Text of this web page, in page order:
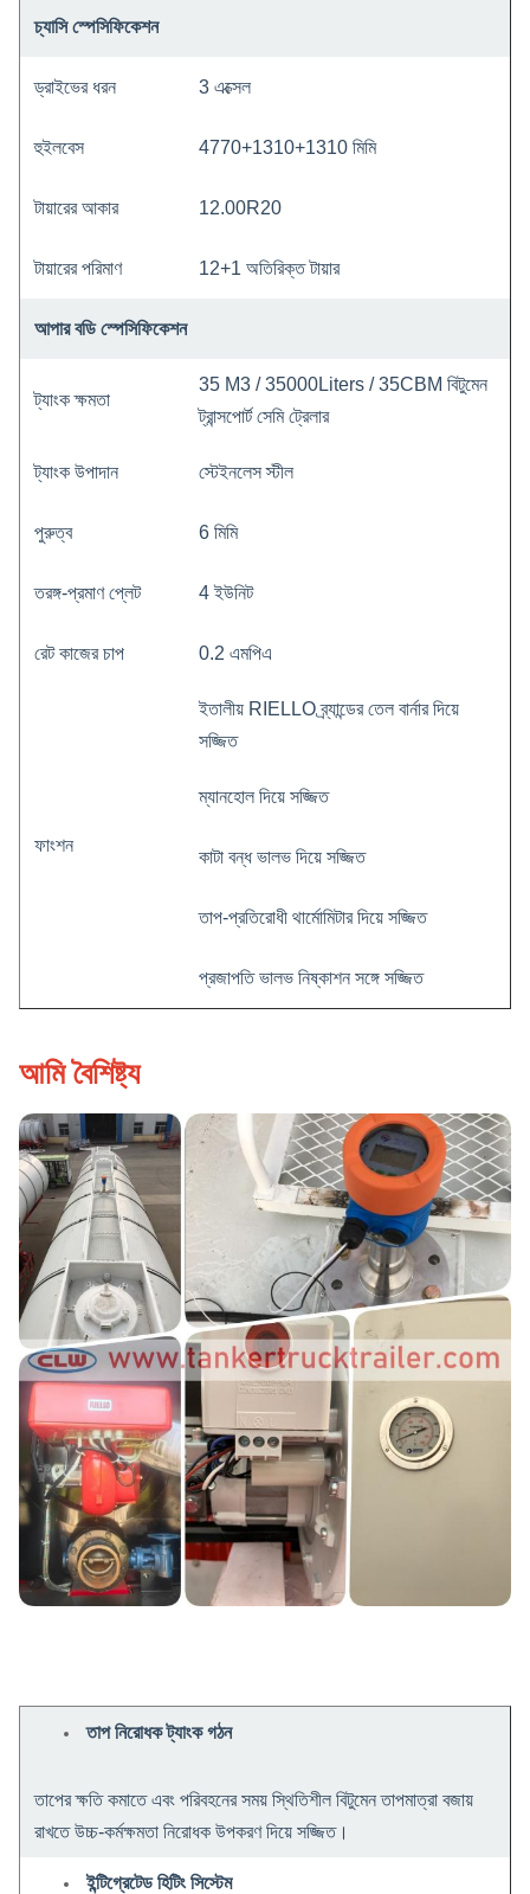
চ্যাসি স্পেসিফিকেশন
ড্রাইভের ধরন 3 এক্সেল
হুইলবেস 4770+1310+1310 মিমি
টায়ারের আকার 12.00R20
টায়ারের পরিমাণ 12+1 অতিরিক্ত টায়ার
আপার বডি স্পেসিফিকেশন
ট্যাংক ক্ষমতা
35 M3 / 35000Liters / 35CBM বিটুমেন
ট্রান্সপোর্ট সেমি ট্রেলার
ট্যাংক উপাদান স্টেইনলেস স্টীল
পুরুত্ব 6 মিমি
তরঙ্গ-প্রমাণ প্লেট 4 ইউনিট
রেট কাজের চাপ 0.2 এমপিএ
ফাংশন
ইতালীয় RIELLO ব্র্যান্ডের তেল বার্নার দিয়ে
সজ্জিত
ম্যানহোল দিয়ে সজ্জিত
কাটা বন্ধ ভালভ দিয়ে সজ্জিত
তাপ-প্রতিরোধী থার্মোমিটার দিয়ে সজ্জিত
প্রজাপতি ভালভ নিষ্কাশন সঙ্গে সজ্জিত
আমি বৈশিষ্ট্য
তাপ নিরোধক ট্যাংক গঠন
তাপের ক্ষতি কমাতে এবং পরিবহনের সময় স্থিতিশীল বিটুমেন তাপমাত্রা বজায়
রাখতে উচ্চ-কর্মক্ষমতা নিরোধক উপকরণ দিয়ে সজ্জিত।
ইন্টিগ্রেটেড হিটিং সিস্টেম